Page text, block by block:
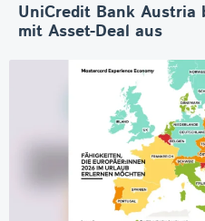
UniCredit Bank Austria
mit Asset-Deal aus